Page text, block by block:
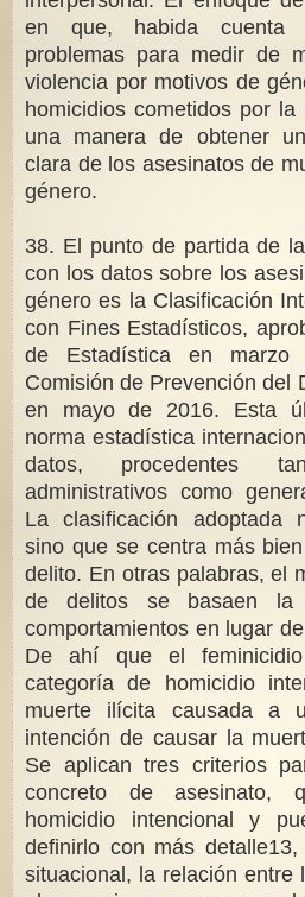
en que, habida cuenta
problemas para medir de
violencia por motivos de
homicidios cometidos por
una manera de obtener
clara de los asesinatos de
género.
38. El punto de partida de
con los datos sobre los
género es la Clasificación
con Fines Estadísticos,
de Estadística en
Comisión de Prevención del
en mayo de 2016. Esta
norma estadística
datos, procedentes
administrativos como
La clasificación adoptada
sino que se centra más
delito. En otras palabras, el
de delitos se basaen la
comportamientos en lugar
De ahí que el
categoría de homicidio
muerte ilícita causada a
intención de causar la
Se aplican tres criterios
concreto de asesinato,
homicidio intencional y
definirlo con más
situacional, la relación